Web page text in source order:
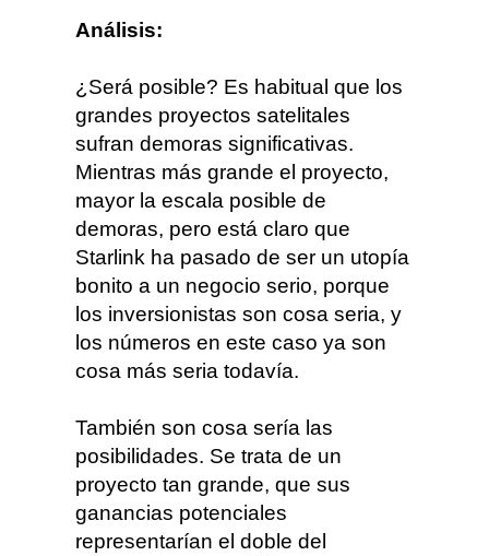
Análisis:
¿Será posible? Es habitual que los
grandes proyectos satelitales
sufran demoras significativas.
Mientras más grande el proyecto,
mayor la escala posible de
demoras, pero está claro que
Starlink ha pasado de ser un utopía
bonito a un negocio serio, porque
los inversionistas son cosa seria, y
los números en este caso ya son
cosa más seria todavía.
También son cosa sería las
posibilidades. Se trata de un
proyecto tan grande, que sus
ganancias potenciales
representarían el doble del